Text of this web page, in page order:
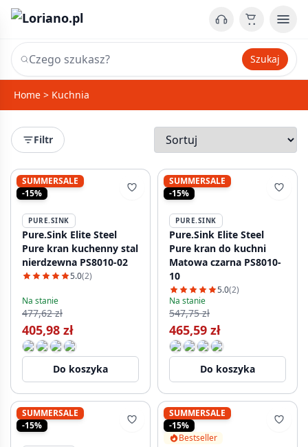
Szukaj
Home > Kuchnia
Filtr
SUMMERSALE
-15%
PURE.SINK
Pure.Sink Elite Steel
Pure kran kuchenny stal
nierdzewna PS8010-02
5.0(2)
Na stanie
477,62 zł
405,98 zł
Do koszyka
SUMMERSALE
-15%
PURE.SINK
Pure.Sink Elite Steel
Pure kran do kuchni
Matowa czarna PS8010-
10
5.0(2)
Na stanie
547,75 zł
465,59 zł
Do koszyka
SUMMERSALE
-15%
SUMMERSALE
-15%
Bestseller